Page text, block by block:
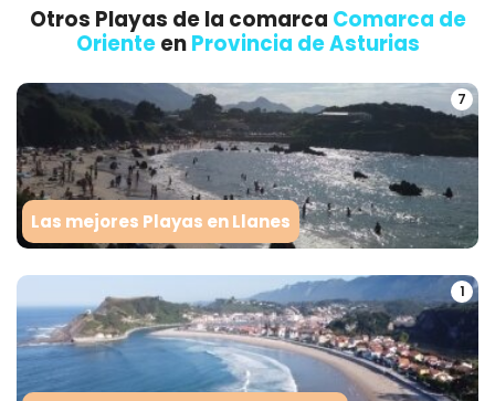
Otros Playas de la comarca Comarca de
Orienteen Provincia de Asturias
7
Las mejores Playas en Llanes
1